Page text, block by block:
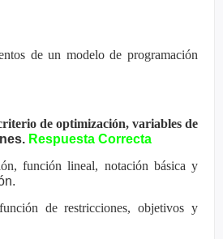
de un modelo de programación
de optimización, variables de
Respuesta Correcta
función lineal, notación básica y
de restricciones, objetivos y